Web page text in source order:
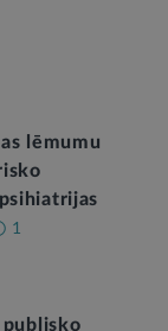
lēmumu
1
publisko